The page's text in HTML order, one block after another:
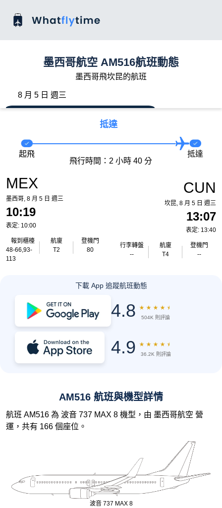
墨西哥航空 AM516航班動態
墨西哥飛坎昆的航班
8 月 5 日 週三
抵達
MEX
墨西哥, 8 月 5 日 週三
10:19
表定: 10:00
報到櫃檯
48-66,93-
113
航廈
T2
登機門
80
起飛
飛行時間：2 小時 40 分
抵達
CUN
坎昆, 8 月 5 日 週三
13:07
表定: 13:40
行李轉盤
--
航廈
T4
登機門
--
下載 App 追蹤航班動態
4.8 ★ ★ ★ ★ ★
504K 則評論
4.9 ★ ★ ★ ★ ★
36.2K 則評論
AM516 航班與機型詳情
航班 AM516 為 波音 737 MAX 8 機型，由 墨西哥航空 營
運，共有 166 個座位。
波音 737 MAX 8